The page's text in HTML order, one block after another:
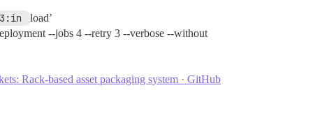
load’
--jobs 4 --retry 3 --verbose --without
Rack-based asset packaging system · GitHub